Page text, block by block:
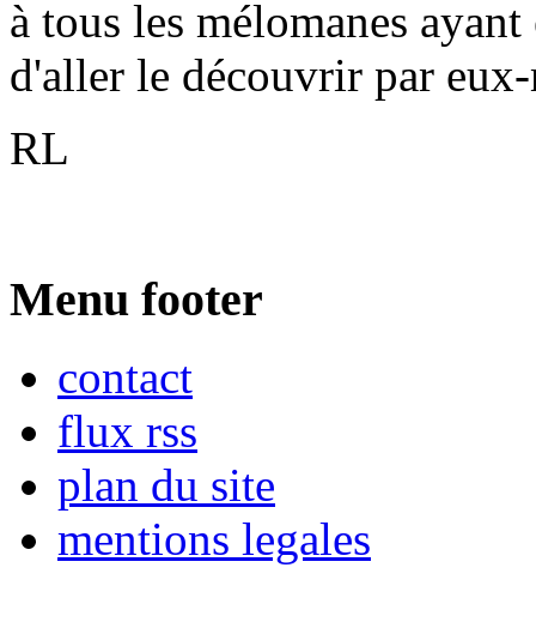
à tous les mélomanes
d'aller le découvrir par eux-
RL
Menu footer
contact
flux rss
plan du site
mentions legales